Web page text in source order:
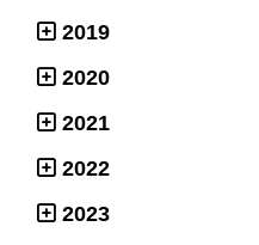
2019
2020
2021
2022
2023